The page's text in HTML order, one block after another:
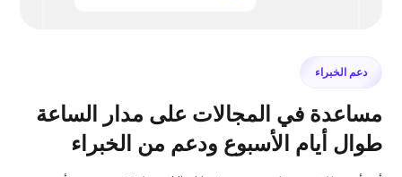
دعم الخبراء
مساعدة في المجالات على مدار الساعة
طوال أيام الأسبوع ودعم من الخبراء